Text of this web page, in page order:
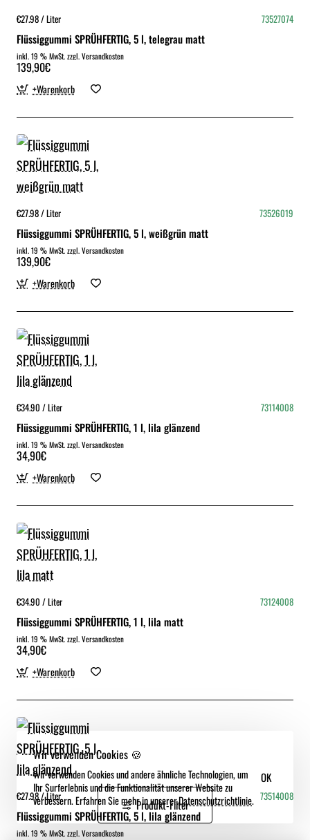
Wir verwenden Cookies 🍪
Wir verwenden Cookies und andere ähnliche Technologien, um
Ihr Surferlebnis und die Funktionalität unserer Website zu
verbessern. Erfahren Sie mehr in unserer.Datenschutzrichtlinie.
OK
€27.98 / Liter 73527074
Flüssiggummi SPRÜHFERTIG, 5 l, telegrau matt
inkl. 19 % MwSt. zzgl. Versandkosten
139,90€
+Warenkorb
€27.98 / Liter 73526019
Flüssiggummi SPRÜHFERTIG, 5 l, weißgrün matt
inkl. 19 % MwSt. zzgl. Versandkosten
139,90€
+Warenkorb
€34.90 / Liter 73114008
Flüssiggummi SPRÜHFERTIG, 1 l, lila glänzend
inkl. 19 % MwSt. zzgl. Versandkosten
34,90€
+Warenkorb
€34.90 / Liter 73124008
Flüssiggummi SPRÜHFERTIG, 1 l, lila matt
inkl. 19 % MwSt. zzgl. Versandkosten
34,90€
+Warenkorb
€27.98 / Liter 73514008
Flüssiggummi SPRÜHFERTIG, 5 l, lila glänzend
inkl. 19 % MwSt. zzgl. Versandkosten
Produkt-Filter